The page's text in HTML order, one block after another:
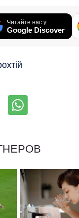
Читайте нас у
Google Discover